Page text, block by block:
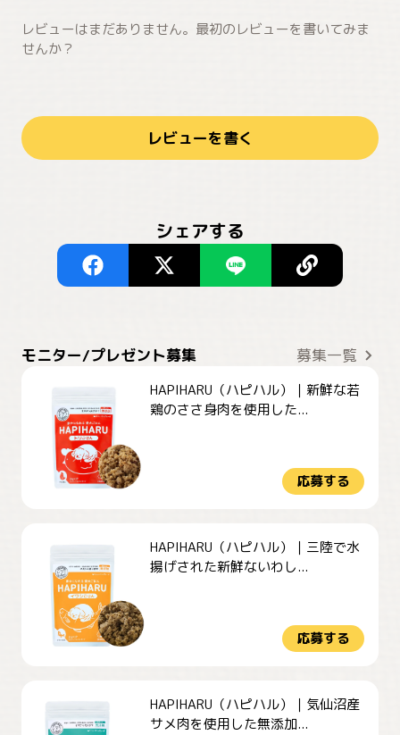
レビューはまだありません。最初のレビューを書いてみま
せんか？
レビューを書く
シェアする
モニター/プレゼント募集 募集一覧
HAPIHARU（ハピハル）｜新鮮な若
鶏のささ身肉を使用した...
応募する
HAPIHARU（ハピハル）｜三陸で水
揚げされた新鮮ないわし...
応募する
HAPIHARU（ハピハル）｜気仙沼産
サメ肉を使用した無添加...